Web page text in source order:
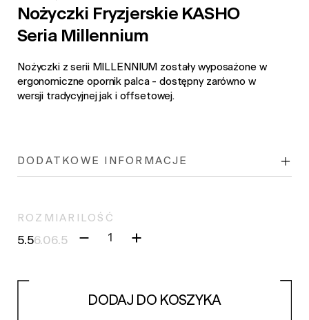
Nożyczki Fryzjerskie KASHO
Seria Millennium
Nożyczki z serii MILLENNIUM zostały wyposażone w
ergonomiczne opornik palca - dostępny zarówno w
wersji tradycyjnej jak i offsetowej.
DODATKOWE INFORMACJE
ROZMIAR
5.56.06.5
ILOŚĆ
DODAJ DO KOSZYKA